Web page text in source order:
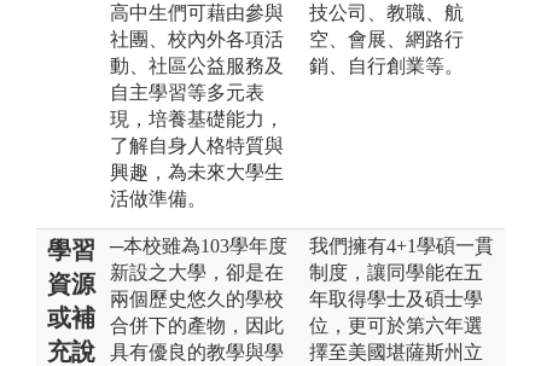
高中生們可藉由參與
社團、校內外各項活
動、社區公益服務及
自主學習等多元表
現，培養基礎能力，
了解自身人格特質與
興趣，為未來大學生
活做準備。
技公司、教職、航
空、會展、網路行
銷、自行創業等。
學習
資源
或補
充說
─本校雖為103學年度
新設之大學，卻是在
兩個歷史悠久的學校
合併下的產物，因此
具有優良的教學與學
我們擁有4+1學碩一貫
制度，讓同學能在五
年取得學士及碩士學
位，更可於第六年選
擇至美國堪薩斯州立